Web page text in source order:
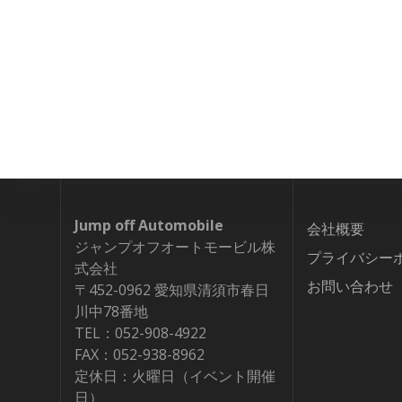
Jump off Automobile
ジャンプオフオートモービル株
式会社
〒452-0962 愛知県清須市春日
川中78番地
TEL：052-908-4922
FAX：052-938-8962
定休日：火曜日（イベント開催
日）
会社概要
プライバシー
お問い合わせ